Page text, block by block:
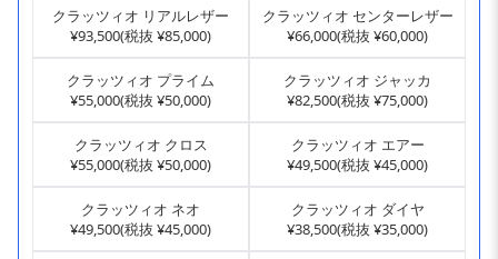
クラッツィオ リアルレザー
¥93,500(税抜 ¥85,000)
クラッツィオ センターレザー
¥66,000(税抜 ¥60,000)
クラッツィオ プライム
¥55,000(税抜 ¥50,000)
クラッツィオ ジャッカ
¥82,500(税抜 ¥75,000)
クラッツィオ クロス
¥55,000(税抜 ¥50,000)
クラッツィオ エアー
¥49,500(税抜 ¥45,000)
クラッツィオ ネオ
¥49,500(税抜 ¥45,000)
クラッツィオ ダイヤ
¥38,500(税抜 ¥35,000)